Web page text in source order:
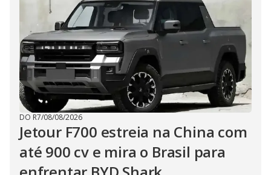
DO R7/08/08/2026
Jetour F700 estreia na China com
até 900 cv e mira o Brasil para